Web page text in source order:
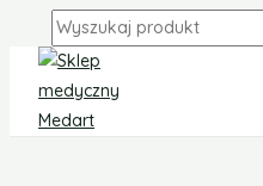
content
Wyszukaj
produkt
MENU